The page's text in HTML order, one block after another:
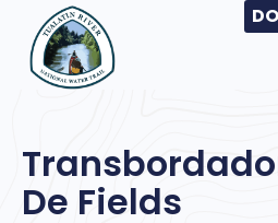
De Fields